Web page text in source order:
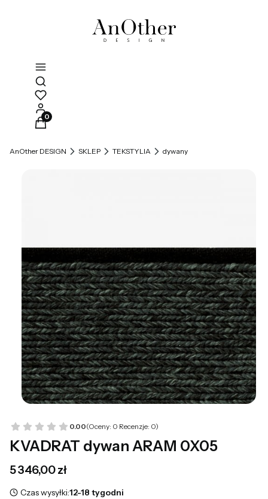
Otwórz wyszukiwarkę
Produkty w koszyku: 0. Zobacz szczegóły
AnOther DESIGN SKLEP TEKSTYLIA dywany
0.00(Oceny: 0 Recenzje: 0)
KVADRAT dywan ARAM 0X05
Cena
5 346,00 zł
Czas wysyłki:12-18 tygodni